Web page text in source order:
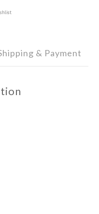
& Payment